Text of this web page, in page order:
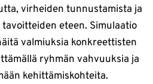
virheiden tunnustamista ja
eteen. Simulaatio
valmiuksia konkreettisten
ryhmän vahvuuksia ja
kehittämiskohteita.